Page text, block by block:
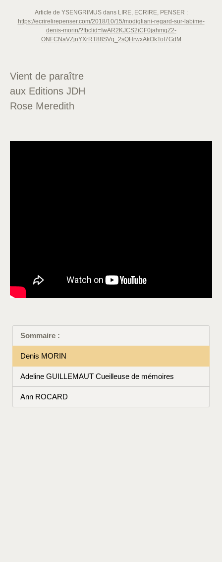
Article de YSENGRIMUS dans LIRE, ECRIRE, PENSER :
https://ecrirelirepenser.com/2018/10/15/modigliani-regard-sur-labime-
denis-morin/?fbclid=IwAR2KJCS2iCF0jahmqZ2-
ONFCNaVZjnYXrRT88SVq_2sQHrwxAkOkToI7GdM
Vient de paraître
aux Editions JDH
Rose Meredith
Sommaire :
Denis MORIN
Adeline GUILLEMAUT Cueilleuse de mémoires
Ann ROCARD